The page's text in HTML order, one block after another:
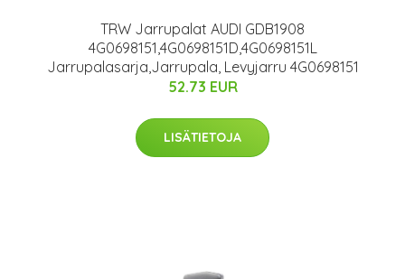
TRW Jarrupalat AUDI GDB1908
4G0698151,4G0698151D,4G0698151L
Jarrupalasarja,Jarrupala, Levyjarru 4G0698151
52.73 EUR
LISÄTIETOJA